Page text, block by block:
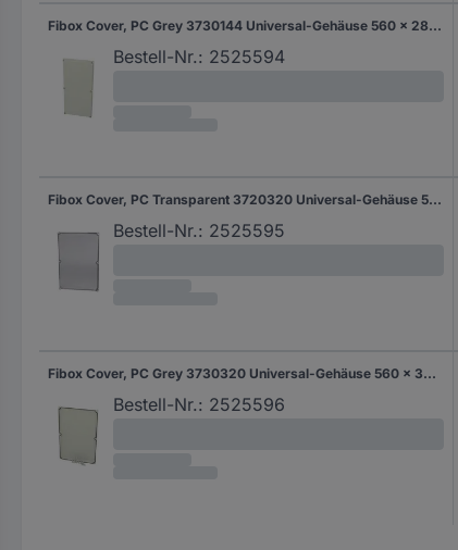
Fibox Cover, PC Grey 3730144 Universal-Gehäuse 560 x 280 x 30 Polycarbonat Lichtgrau (RAL 7035) 1 St.
Bestell-Nr.: 2525594
Fibox Cover, PC Transparent 3720320 Universal-Gehäuse 560 x 380 x 30 Polycarbonat Lichtgrau (RAL 7035) 1 St.
Bestell-Nr.: 2525595
Fibox Cover, PC Grey 3730320 Universal-Gehäuse 560 x 380 x 30 Polycarbonat Lichtgrau (RAL 7035) 1 St.
Bestell-Nr.: 2525596